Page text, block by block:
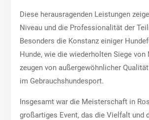
Diese herausragenden Leistungen
Niveau und die Professionalität der
Besonders die Konstanz einiger
Hunde, wie die wiederholten Siege von
zeugen von außergewöhnlicher
im Gebrauchshundesport.
Insgesamt war die Meisterschaft in
großartiges Event, das die Vielfalt und